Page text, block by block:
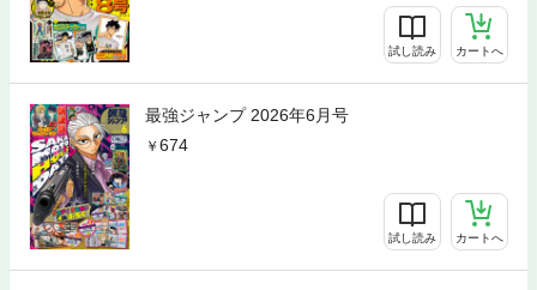
試し読み カートへ
最強ジャンプ 2026年6月号
674
試し読み カートへ